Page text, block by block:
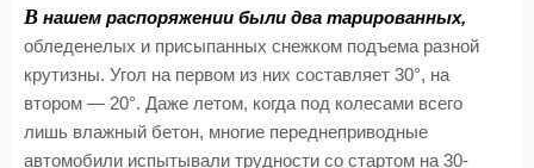
В нашем распоряжении были два тарированных,
обледенелых и присыпанных снежком подъема разной
крутизны. Угол на первом из них составляет 30°, на
втором — 20°. Даже летом, когда под колесами всего
лишь влажный бетон, многие переднеприводные
автомобили испытывали трудности со стартом на 30-